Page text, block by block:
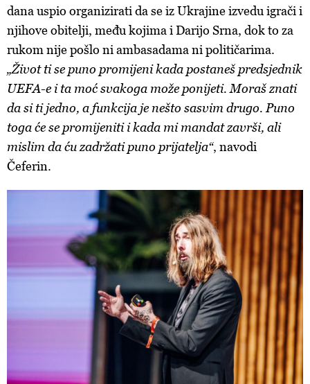
dana uspio organizirati da se iz Ukrajine izvedu igrači i
njihove obitelji, među kojima i Darijo Srna, dok to za
rukom nije pošlo ni ambasadama ni političarima.
„Život ti se puno promijeni kada postaneš predsjednik
UEFA-e i ta moć svakoga može ponijeti. Moraš znati
da si ti jedno, a funkcija je nešto sasvim drugo. Puno
toga će se promijeniti i kada mi mandat završi, ali
mislim da ću zadržati puno prijatelja“, navodi
Čeferin.